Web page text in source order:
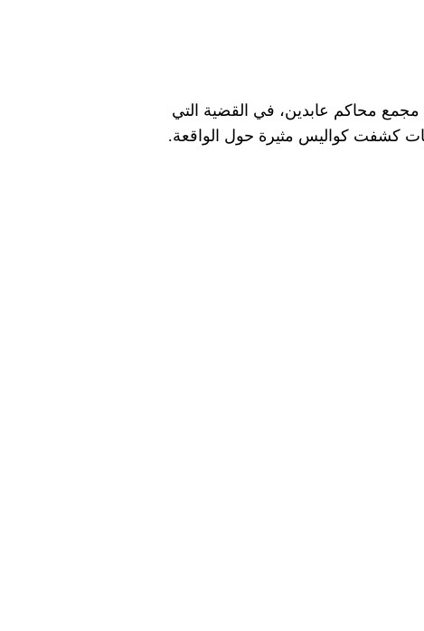
محاكم عابدين، في القضية التي
كشفت كواليس مثيرة حول الواقعة.